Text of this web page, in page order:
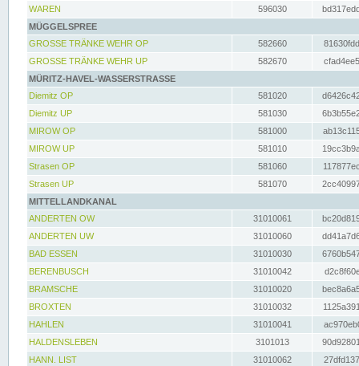
WAREN
596030
MÜGGELSPREE
GROSSE TRÄNKE WEHR OP
582660
GROSSE TRÄNKE WEHR UP
582670
MÜRITZ-HAVEL-WASSERSTRASSE
Diemitz OP
581020
Diemitz UP
581030
MIROW OP
581000
MIROW UP
581010
Strasen OP
581060
Strasen UP
581070
MITTELLANDKANAL
ANDERTEN OW
31010061
ANDERTEN UW
31010060
BAD ESSEN
31010030
BERENBUSCH
31010042
BRAMSCHE
31010020
BROXTEN
31010032
HAHLEN
31010041
HALDENSLEBEN
3101013
HANN. LIST
31010062